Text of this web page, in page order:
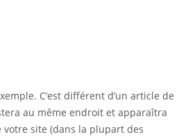
C’est différent d’un article de
au même endroit et apparaîtra
site (dans la plupart des